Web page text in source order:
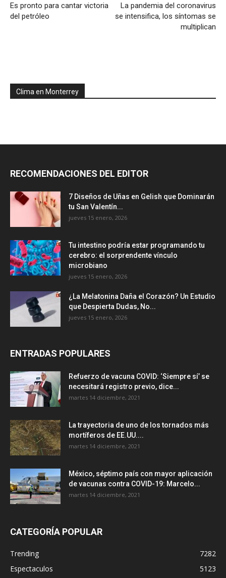
Es pronto para cantar victoria
del petróleo
La pandemia del coronavirus
se intensifica, los síntomas se
multiplican
Clima en Monterrey
RECOMENDACIONES DEL EDITOR
7 Diseños de Uñas en Gelish que Dominarán
tu San Valentín...
jueves 15 enero, 2026
Tu intestino podría estar programando tu
cerebro: el sorprendente vínculo
microbiano
jueves 15 enero, 2026
¿La Melatonina Daña el Corazón? Un Estudio
que Despierta Dudas, No...
jueves 15 enero, 2026
ENTRADAS POPULARES
Refuerzo de vacuna COVID: ‘Siempre sí’ se
necesitará registro previo, dice...
martes 14 diciembre, 2021
La trayectoria de uno de los tornados más
mortíferos de EE.UU....
martes 14 diciembre, 2021
México, séptimo país con mayor aplicación
de vacunas contra COVID-19: Marcelo...
martes 14 diciembre, 2021
CATEGORÍA POPULAR
Trending
7282
Espectaculos
5123